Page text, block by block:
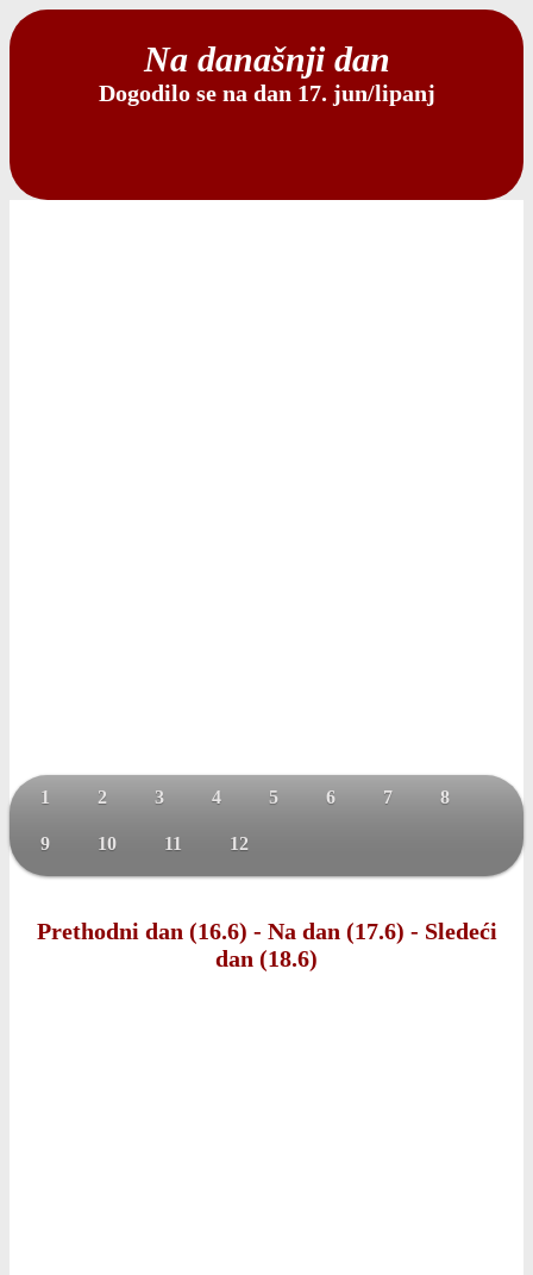
Na današnji dan
Dogodilo se na dan 17. jun/lipanj
1 2 3 4 5 6 7 8
9 10 11 12
Prethodni dan (16.6) - Na dan (17.6) - Sledeći
dan (18.6)